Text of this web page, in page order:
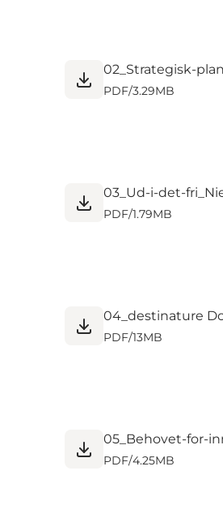
PDF/3.29MB
PDF/1.79MB
PDF/13MB
PDF/4.25MB